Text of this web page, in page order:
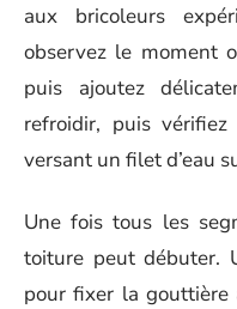
aux bricoleurs
observez le moment
puis ajoutez
refroidir, puis
versant un filet d’eau
Une fois tous les
toiture peut débuter.
pour fixer la gouttière